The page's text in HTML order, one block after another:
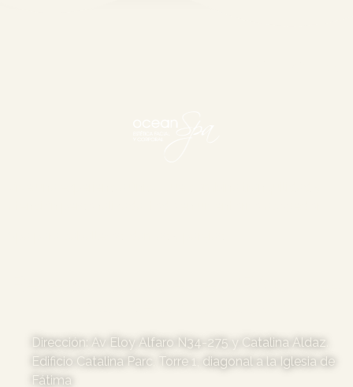
Dirección: Av Eloy Alfaro N34-275 y Catalina Aldaz.
Edificio Catalina Parc, Torre 1, diagonal a la Iglesia de
Fátima